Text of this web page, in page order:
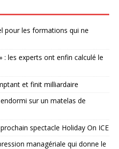
pour les formations qui ne
: les experts ont enfin calculé le
et finit milliardaire
sur un matelas de
spectacle Holiday On ICE
managériale qui donne le